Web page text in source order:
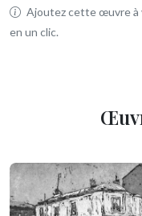
Ajoutez cette œuvre à
en un clic.